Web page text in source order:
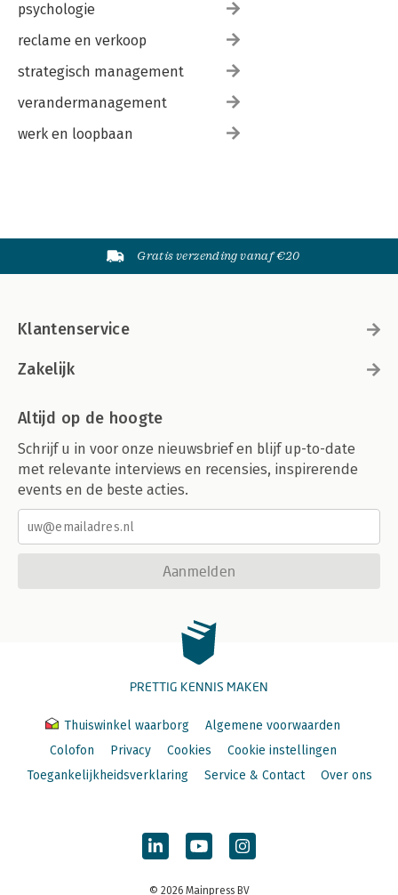
psychologie
reclame en verkoop
strategisch management
verandermanagement
werk en loopbaan
Gratis verzending vanaf €20
Klantenservice
Zakelijk
Altijd op de hoogte
Schrijf u in voor onze nieuwsbrief en blijf up-to-date
met relevante interviews en recensies, inspirerende
events en de beste acties.
Aanmelden
PRETTIG KENNIS MAKEN
Thuiswinkel waarborg
Algemene voorwaarden
Colofon
Privacy Cookies
Cookie instellingen
Toegankelijkheidsverklaring
Service & Contact Over ons
© 2026 Mainpress BV